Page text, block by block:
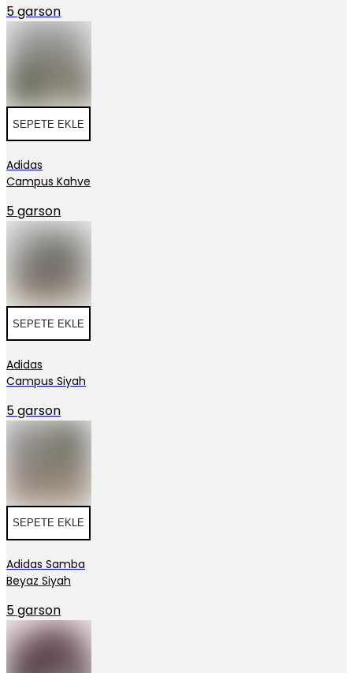
5 garson
SEPETE EKLE
Adidas
Campus Kahve
5 garson
SEPETE EKLE
Adidas
Campus Siyah
5 garson
SEPETE EKLE
Adidas Samba
Beyaz Siyah
5 garson